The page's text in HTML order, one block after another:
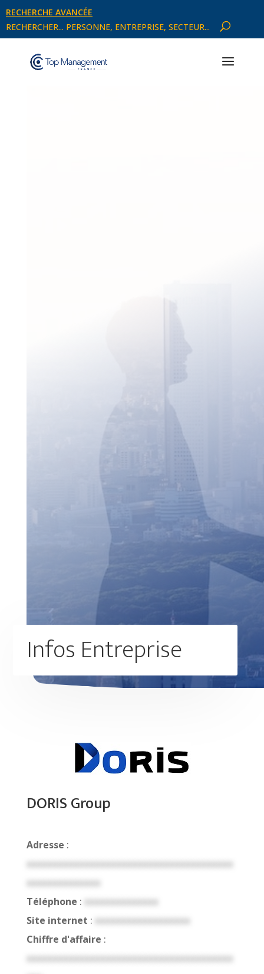
RECHERCHER... PERSONNE, ENTREPRISE, SECTEUR...
RECHERCHE AVANCÉE
Infos Entreprise
DORIS Group
Adresse :
xxxxxxxxxxxxxxxxxxxxxxxxxxxxxxxxxxxxxxx
xxxxxxxxxxxxxx
Téléphone : xxxxxxxxxxxxxx
Site internet : xxxxxxxxxxxxxxxxxx
Chiffre d'affaire :
xxxxxxxxxxxxxxxxxxxxxxxxxxxxxxxxxxxxxxx